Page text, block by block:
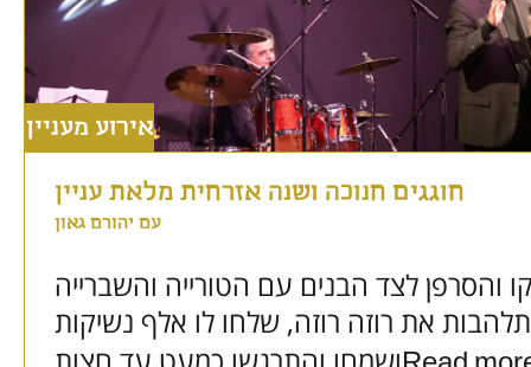
אירוע מעניין
חוגגים חנוכה ושנה אזרחית מלאת עניין
עם יהורם גאון
והסרפן לצד הבנים עם הטורייה והשברייה
את רוזה רוזה, שלחו לו אלף נשיקות